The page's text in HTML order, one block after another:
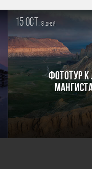
15 oct. 8 дней
Фототур